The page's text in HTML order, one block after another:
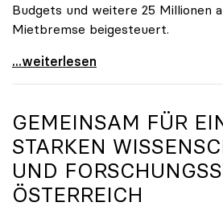
Budgets und weitere 25 Millionen
Mietbremse beigesteuert.
„Verzögerung unverständlich“:
...weiterlesen
GEMEINSAM FÜR
STARKEN
UND
ÖSTERREICH